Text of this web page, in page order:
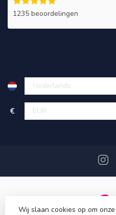
1235 beoordelingen
€
Wij slaan cookies op om